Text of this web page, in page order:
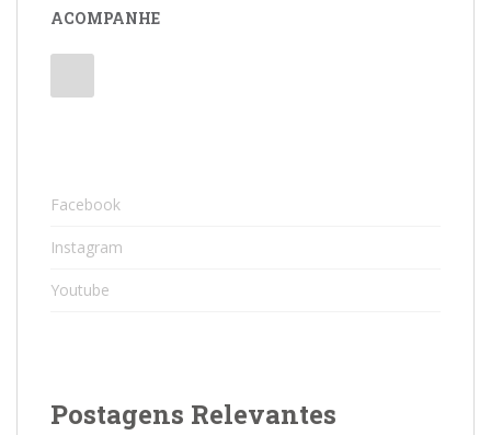
ACOMPANHE
Facebook
Instagram
Youtube
Postagens Relevantes